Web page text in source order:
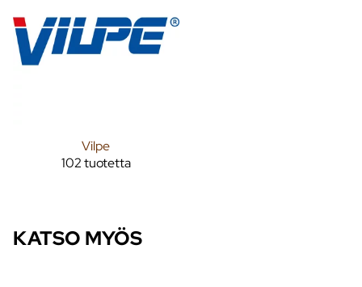
Vilpe
102 tuotetta
KATSO MYÖS